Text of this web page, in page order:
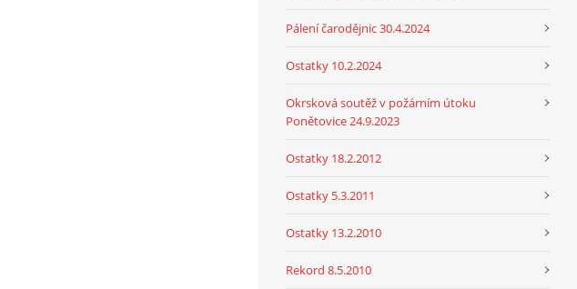
Pálení čarodějnic 30.4.2024
Ostatky 10.2.2024
Okrsková soutěž v požárním útoku
Ponětovice 24.9.2023
Ostatky 18.2.2012
Ostatky 5.3.2011
Ostatky 13.2.2010
Rekord 8.5.2010